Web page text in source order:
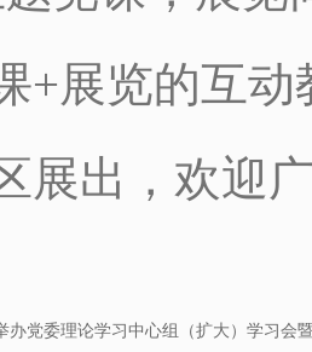
+展览的互
展出，欢迎
办党委理论学习中心组（扩大）学习会